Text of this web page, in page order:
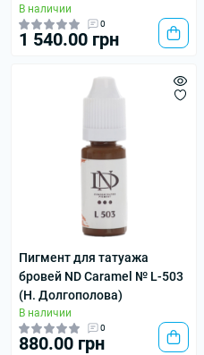
В наличии
0
1 540.00 грн
Пигмент для татуажа
бровей ND Сaramel № L-503
(Н. Долгополова)
В наличии
0
880.00 грн